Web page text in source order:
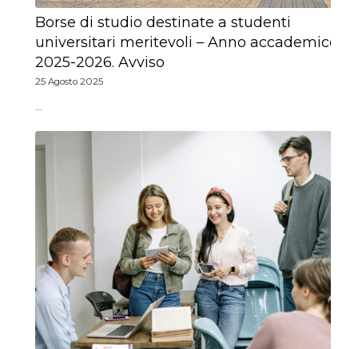
Borse di studio destinate a studenti
universitari meritevoli – Anno accademico
2025-2026. Avviso
25 Agosto 2025
…